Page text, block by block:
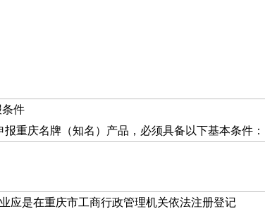
条件
报重庆名牌（知名）产品，必须具备以下基本条件：
应是在重庆市工商行政管理机关依法注册登记